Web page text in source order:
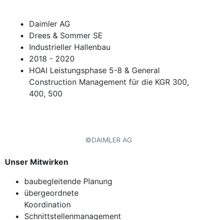
Daimler AG
Drees & Sommer SE
Industrieller Hallenbau
2018 - 2020
HOAI Leistungsphase 5-8 & General
Construction Management für die KGR 300,
400, 500
©DAIMLER AG
Unser Mitwirken
baubegleitende Planung
übergeordnete
Koordination
Schnittstellenmanagement